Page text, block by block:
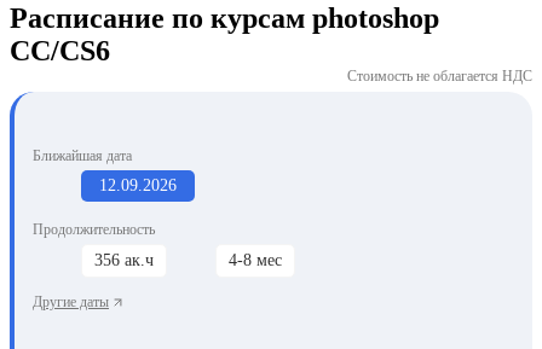
Расписание по курсам photoshop
СС/CS6
Стоимость не облагается НДС
Ближайшая дата
12.09.2026
Продолжительность
356 ак.ч 4-8 мес
Другие даты